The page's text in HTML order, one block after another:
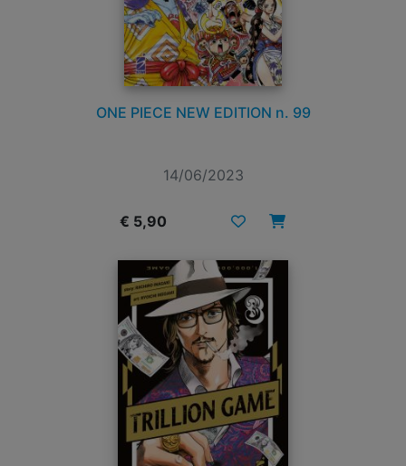
ONE PIECE NEW EDITION n. 99
14/06/2023
€ 5,90